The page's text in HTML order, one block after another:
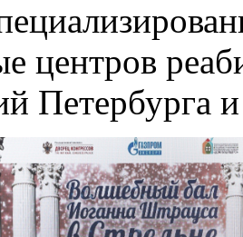
центров
Петербурга